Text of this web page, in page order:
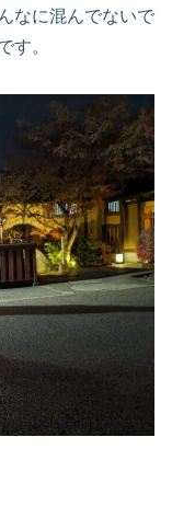
なに混んでないで
す。